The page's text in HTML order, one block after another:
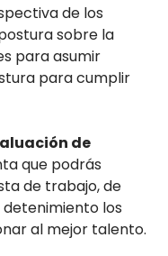
de los
sobre la
para asumir
para cumplir
de
que podrás
de trabajo, de
los
al mejor talento.